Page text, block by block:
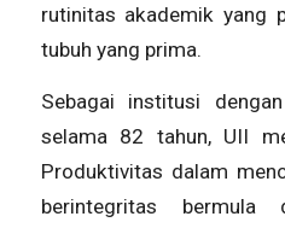
rutinitas akademik yang
tubuh yang prima.
Sebagai institusi
selama 82 tahun, UII
Produktivitas dalam
berintegritas bermula